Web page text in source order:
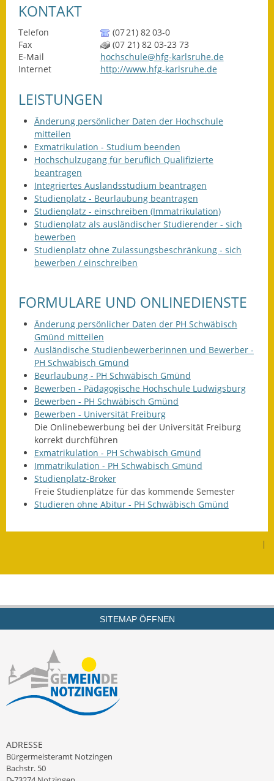
Nachhaltigkeitsbericht
Notfallplanung
Schadensmeldung
Straßenbau
Kreisstraße
Umleitungsplan
Ausweichfahrplan
Buslinie 168
Stellenausschreibungen
Zahlen und Fakten
Rathaus
Bauhof Notzingen
Behördenadressen
Beratungsstellen im
Dienstleistungen
Formulare
Sitzungsberichte 2016
Sitzungsberichte 2017
KONTAKT
Telefon (0721) 8203-0
Fax
(07 21) 82 03-23 73
E-Mail
hochschule@hfg-karlsruhe.de
Internet
http://www.hfg-karlsruhe.de
LEISTUNGEN
Änderung persönlicher Daten der Hochschule
mitteilen
Exmatrikulation - Studium beenden
Hochschulzugang für beruflich Qualifizierte
beantragen
Integriertes Auslandsstudium beantragen
Studienplatz - Beurlaubung beantragen
Studienplatz - einschreiben (Immatrikulation)
Studienplatz als ausländischer Studierender - sich
bewerben
Studienplatz ohne Zulassungsbeschränkung - sich
bewerben / einschreiben
FORMULARE UND ONLINEDIENSTE
Änderung persönlicher Daten der PH Schwäbisch
Gmünd mitteilen
Ausländische Studienbewerberinnen und Bewerber -
PH Schwäbisch Gmünd
Beurlaubung - PH Schwäbisch Gmünd
Bewerben - Pädagogische Hochschule Ludwigsburg
Bewerben - PH Schwäbisch Gmünd
Bewerben - Universität Freiburg
Die Onlinebewerbung bei der Universität Freiburg
korrekt durchführen
Exmatrikulation - PH Schwäbisch Gmünd
Immatrikulation - PH Schwäbisch Gmünd
Studienplatz-Broker
Freie Studienplätze für das kommende Semester
Studieren ohne Abitur - PH Schwäbisch Gmünd
|
SITEMAP ÖFFNEN
ADRESSE
Bürgermeisteramt Notzingen
Bachstr. 50